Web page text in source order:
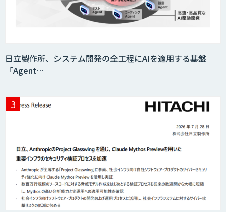
日立製作所、システム開発の全工程にAIを適用する基盤
「Agent…